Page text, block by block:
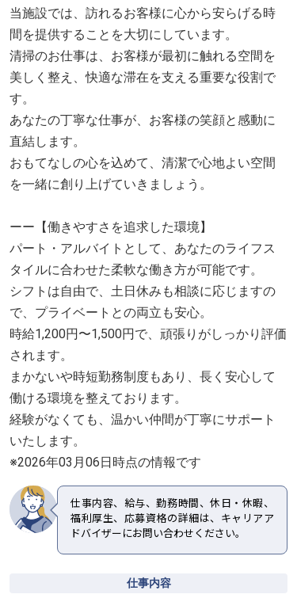
当施設では、訪れるお客様に心から安らげる時
間を提供することを大切にしています。
清掃のお仕事は、お客様が最初に触れる空間を
美しく整え、快適な滞在を支える重要な役割で
す。
あなたの丁寧な仕事が、お客様の笑顔と感動に
直結します。
おもてなしの心を込めて、清潔で心地よい空間
を一緒に創り上げていきましょう。
ーー【働きやすさを追求した環境】
パート・アルバイトとして、あなたのライフス
タイルに合わせた柔軟な働き方が可能です。
シフトは自由で、土日休みも相談に応じますの
で、プライベートとの両立も安心。
時給1,200円〜1,500円で、頑張りがしっかり評価
されます。
まかないや時短勤務制度もあり、長く安心して
働ける環境を整えております。
経験がなくても、温かい仲間が丁寧にサポート
いたします。
※2026年03月06日時点の情報です
仕事内容、給与、勤務時間、休日・休暇、
福利厚生、応募資格の詳細は、キャリアア
ドバイザーにお問い合わせください。
仕事内容